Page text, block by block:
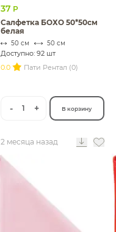
37 Р
Салфетка БОХО 50*50см
белая
50 см 50 см
Доступно: 92 шт
0.0
Пати Рентал (0)
- 1 + В корзину
2 месяца назад